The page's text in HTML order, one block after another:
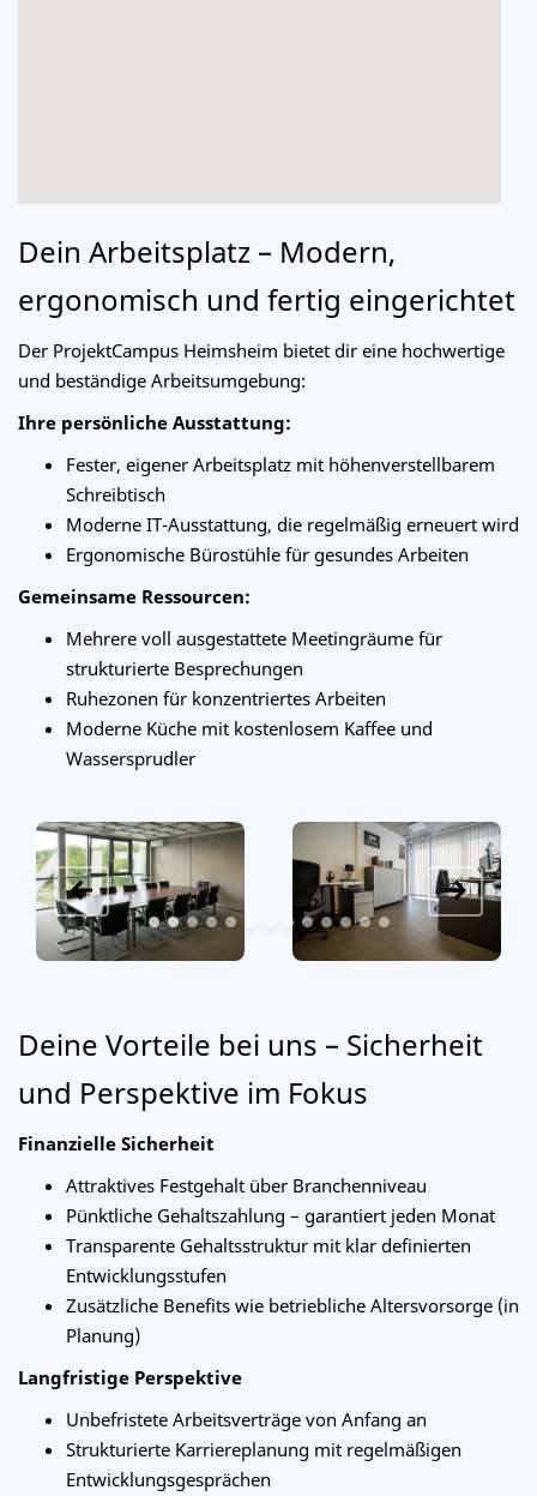
Dein Arbeitsplatz – Modern,
ergonomisch und fertig eingerichtet
Der ProjektCampus Heimsheim bietet dir eine hochwertige
und beständige Arbeitsumgebung:
Ihre persönliche Ausstattung:
Fester, eigener Arbeitsplatz mit höhenverstellbarem
Schreibtisch
Moderne IT-Ausstattung, die regelmäßig erneuert wird
Ergonomische Bürostühle für gesundes Arbeiten
Gemeinsame Ressourcen:
Mehrere voll ausgestattete Meetingräume für
strukturierte Besprechungen
Ruhezonen für konzentriertes Arbeiten
Moderne Küche mit kostenlosem Kaffee und
Wassersprudler
Deine Vorteile bei uns – Sicherheit
und Perspektive im Fokus
Finanzielle Sicherheit
Attraktives Festgehalt über Branchenniveau
Pünktliche Gehaltszahlung – garantiert jeden Monat
Transparente Gehaltsstruktur mit klar definierten
Entwicklungsstufen
Zusätzliche Benefits wie betriebliche Altersvorsorge (in
Planung)
Langfristige Perspektive
Unbefristete Arbeitsverträge von Anfang an
Strukturierte Karriereplanung mit regelmäßigen
Entwicklungsgesprächen